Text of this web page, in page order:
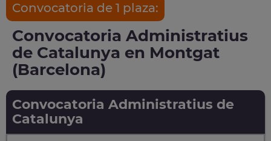
Convocatoria de 1 plaza:
Convocatoria Administratius
de Catalunya en Montgat
(Barcelona)
Convocatoria Administratius de
Catalunya